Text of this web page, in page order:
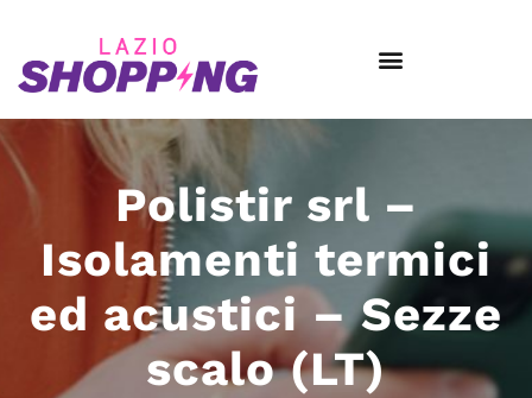
Polistir srl –
Isolamenti termici
ed acustici – Sezze
scalo (LT)